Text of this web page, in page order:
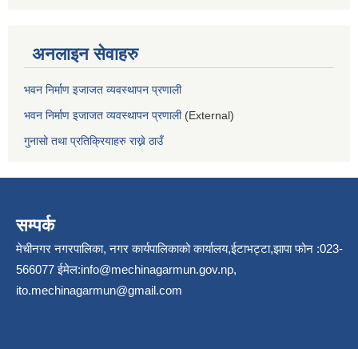
अनलाइन सेवाहरु
भवन निर्माण इजाजत व्यवस्थापन प्रणाली
भवन निर्माण इजाजत व्यवस्थापन प्रणाली(External)
गुनासो तथा प्रतिक्रियाहरु राख्ने ठाउँ
सम्पर्क
मेचीनगर नगरपालिका, नगर कार्यपालिकाको कार्यालय,ईटाभट्टा,झापा फोन :023-
566077 ईमेल:info@mechinagarmun.gov.np,
ito.mechinagarmun@gmail.com